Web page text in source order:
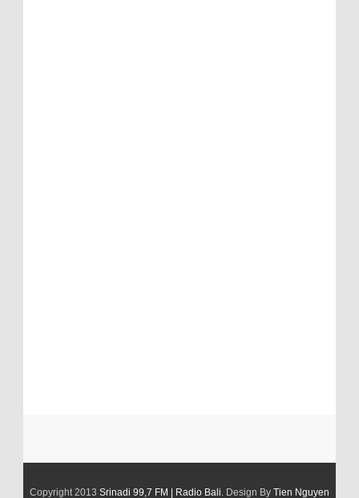
Copyright 2013 Srinadi 99,7 FM | Radio Bali. Design By Tien Nguyen